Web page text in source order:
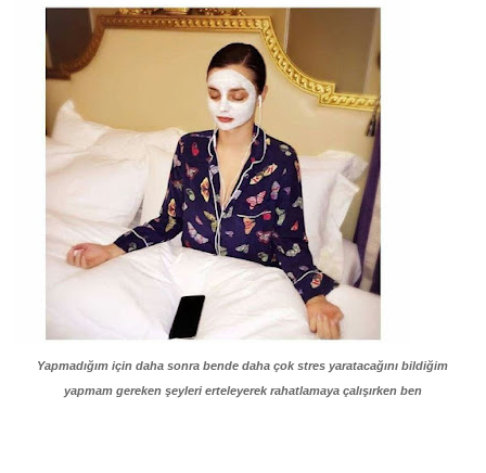
Yapmadığım için daha sonra bende daha çok stres yaratacağını bildiğim
yapmam gereken şeyleri erteleyerek rahatlamaya çalışırken ben